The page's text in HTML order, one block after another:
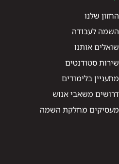
החזון שלנו
השמה לעבודה
שואלים אותנו
שירות סטודנטים
מתעניין בלימודים
דרושים משאבי אנוש
מעסיקים מחלקת השמה